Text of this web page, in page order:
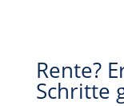
Rente?
Schritte